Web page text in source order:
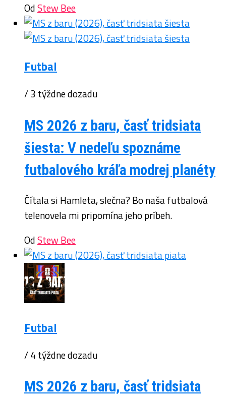
OdStew Bee
Futbal
/ 3 týždne dozadu
MS 2026 z baru, časť tridsiata
šiesta: V nedeľu spoznáme
futbalového kráľa modrej planéty
Čítala si Hamleta, slečna? Bo naša futbalová
telenovela mi pripomína jeho príbeh.
OdStew Bee
Futbal
/ 4 týždne dozadu
MS 2026 z baru, časť tridsiata